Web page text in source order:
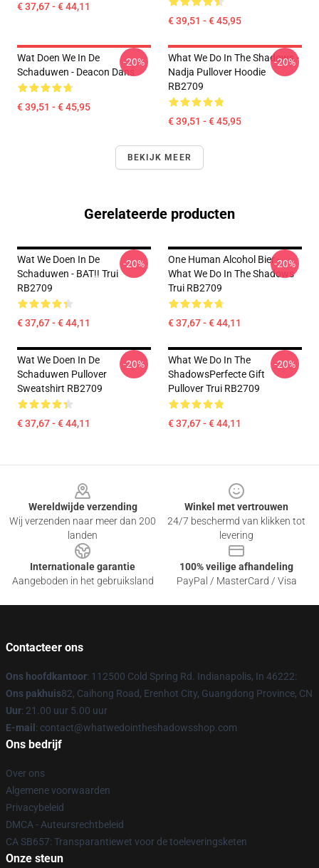
€ 37,67 - € 44,11
€ 39,51 - € 45,95
Wat Doen We In De
Schaduwen - Deacon Dans
€ 39,51 - € 45,95
-20%
What We Do In The Shadows -
Nadja Pullover Hoodie
RB2709
€ 39,51 - € 45,95
-20%
BEKIJK MEER
Gerelateerde producten
Wat We Doen In De
Schaduwen - BAT!! Trui
RB2709
€ 37,67 - € 44,11
-20%
One Human Alcohol Bier -
What We Do In The Shadows
Trui RB2709
€ 37,67 - € 44,11
-20%
Wat We Doen In De
Schaduwen Pullover
Sweatshirt RB2709
€ 37,67 - € 44,11
-20%
What We Do In The
ShadowsPerfecte Gift
Pullover Trui RB2709
€ 37,67 - € 44,11
-20%
Wereldwijde verzending
Wij verzenden naar meer dan 200
landen
Winkel met vertrouwen
24/7 beschermd van klikken tot
levering
Internationale garantie
Aangeboden in het gebruiksland
100% veilige afhandeling
PayPal / MasterCard / Visa
Contacteer ons
Ons hoofdkantoor: 112500 Cold Spring Rd. Indianapolis, In 46222:
Ons pakhuis82, Caihong Road, Erenhot City, Guangdong Province, CN
Uur: 21.00 uur 5.00 uur
E-mail : contact@whatwedointheshadowsshop.com
Ons bedrijf
Over ons
Algemene voorwaarden
Privacybeleid
DMCA - Auteursrechtbeleid
CA SB657: Transparantiewet voor de toeleveringsketen
Onze steun